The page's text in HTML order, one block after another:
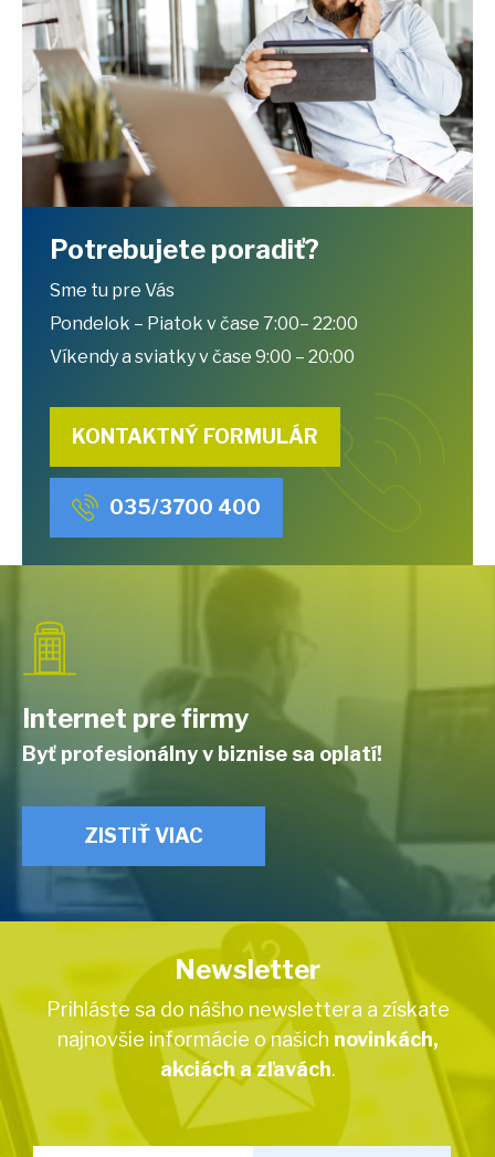
Potrebujete poradiť?
Sme tu pre Vás
Pondelok – Piatok v čase 7:00– 22:00
Víkendy a sviatky v čase 9:00 – 20:00
KONTAKTNÝ FORMULÁR
035/3700 400
Internet pre firmy
Byť profesionálny v biznise sa oplatí!
ZISTIŤ VIAC
Newsletter
Prihláste sa do nášho newslettera a získate
najnovšie informácie o našich novinkách,
akciách a zľavách.